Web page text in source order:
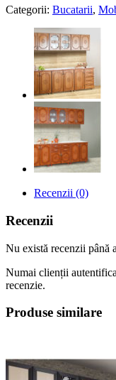
Categorii: Bucatarii,
Recenzii (0)
Recenzii
Nu există recenzii până
Numai clienții
recenzie.
Produse similare